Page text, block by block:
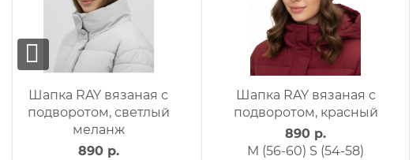
Шапка RAY вязаная с
подворотом, бордо
890 р.
M (56-60)
Повязка трикотажная принт
Свердловская область
синий/зеленый круглый
лого